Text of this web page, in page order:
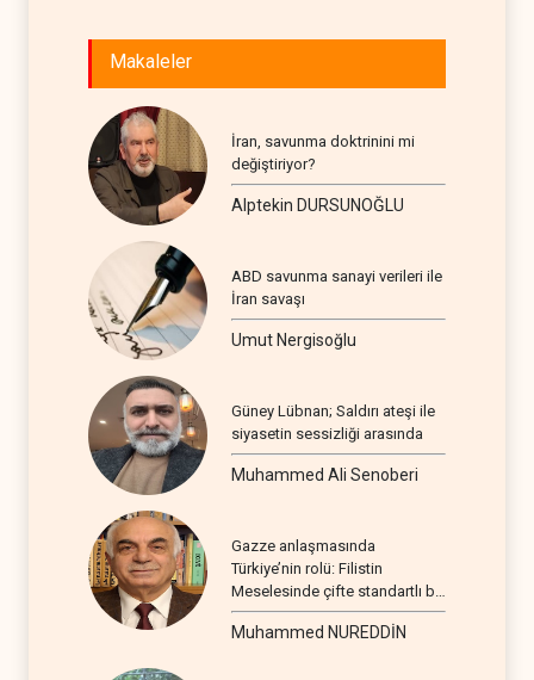
Makaleler
İran, savunma doktrinini mi
değiştiriyor?
Alptekin DURSUNOĞLU
ABD savunma sanayi verileri ile
İran savaşı
Umut Nergisoğlu
Güney Lübnan; Saldırı ateşi ile
siyasetin sessizliği arasında
Muhammed Ali Senoberi
Gazze anlaşmasında
Türkiye’nin rolü: Filistin
Meselesinde çifte standartlı bir
seyir
Muhammed NUREDDİN